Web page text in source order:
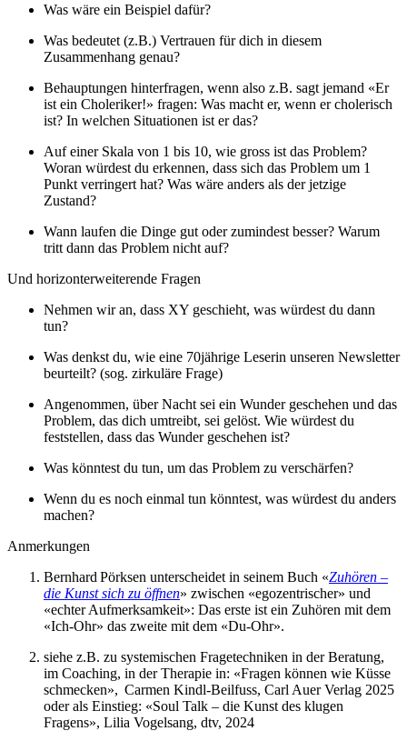
Was wäre ein Beispiel dafür?
Was bedeutet (z.B.) Vertrauen für dich in diesem
Zusammenhang genau?
Behauptungen hinterfragen, wenn also z.B. sagt jemand «Er
ist ein Choleriker!» fragen: Was macht er, wenn er cholerisch
ist? In welchen Situationen ist er das?
Auf einer Skala von 1 bis 10, wie gross ist das Problem?
Woran würdest du erkennen, dass sich das Problem um 1
Punkt verringert hat? Was wäre anders als der jetzige
Zustand?
Wann laufen die Dinge gut oder zumindest besser? Warum
tritt dann das Problem nicht auf?
Und horizonterweiterende Fragen
Nehmen wir an, dass XY geschieht, was würdest du dann
tun?
Was denkst du, wie eine 70jährige Leserin unseren Newsletter
beurteilt? (sog. zirkuläre Frage)
Angenommen, über Nacht sei ein Wunder geschehen und das
Problem, das dich umtreibt, sei gelöst. Wie würdest du
feststellen, dass das Wunder geschehen ist?
Was könntest du tun, um das Problem zu verschärfen?
Wenn du es noch einmal tun könntest, was würdest du anders
machen?
Anmerkungen
Bernhard Pörksen unterscheidet in seinem Buch «Zuhören –
die Kunst sich zu öffnen» zwischen «egozentrischer» und
«echter Aufmerksamkeit»: Das erste ist ein Zuhören mit dem
«Ich-Ohr» das zweite mit dem «Du-Ohr».
siehe z.B. zu systemischen Fragetechniken in der Beratung,
im Coaching, in der Therapie in: «Fragen können wie Küsse
schmecken», Carmen Kindl-Beilfuss, Carl Auer Verlag 2025
oder als Einstieg: «Soul Talk – die Kunst des klugen
Fragens», Lilia Vogelsang, dtv, 2024